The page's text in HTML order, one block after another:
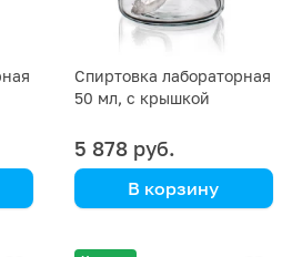
Спиртовка лабораторная
50 мл, с крышкой
5 878 руб.
В корзину